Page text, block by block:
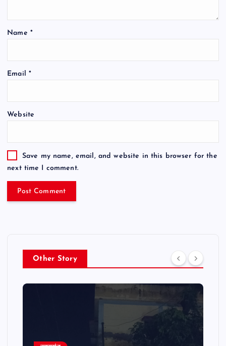
Name *
Email *
Website
Save my name, email, and website in this browser for the
next time I comment.
Other Story